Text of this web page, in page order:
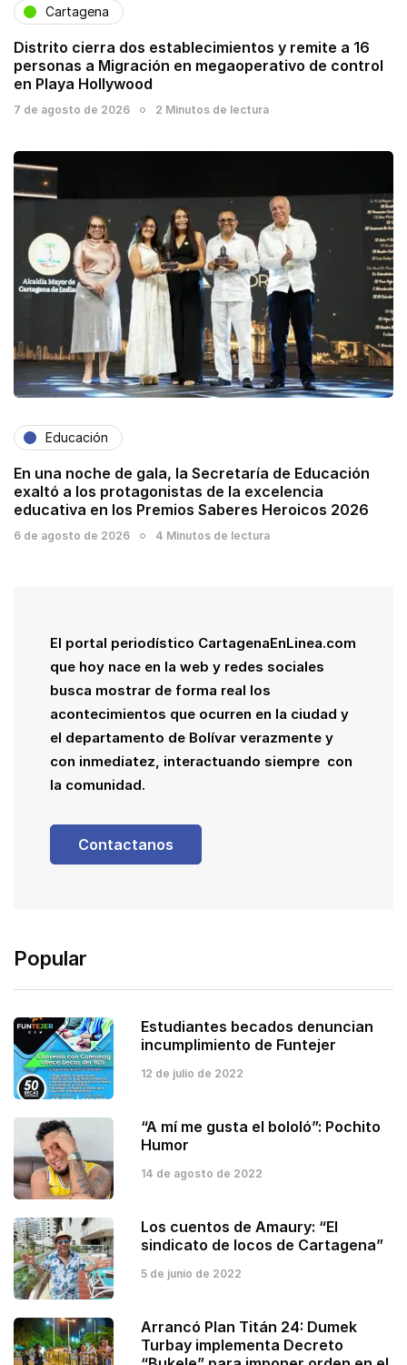
Cartagena
Distrito cierra dos establecimientos y remite a 16
personas a Migración en megaoperativo de control
en Playa Hollywood
7 de agosto de 2026 2 Minutos de lectura
Educación
En una noche de gala, la Secretaría de Educación
exaltó a los protagonistas de la excelencia
educativa en los Premios Saberes Heroicos 2026
6 de agosto de 2026 4 Minutos de lectura
El portal periodístico CartagenaEnLinea.com
que hoy nace en la web y redes sociales
busca mostrar de forma real los
acontecimientos que ocurren en la ciudad y
el departamento de Bolívar verazmente y
con inmediatez, interactuando siempre con
la comunidad.
Contactanos
Popular
Estudiantes becados denuncian
incumplimiento de Funtejer
12 de julio de 2022
“A mí me gusta el bololó”: Pochito
Humor
14 de agosto de 2022
Los cuentos de Amaury: “El
sindicato de locos de Cartagena”
5 de junio de 2022
Arrancó Plan Titán 24: Dumek
Turbay implementa Decreto